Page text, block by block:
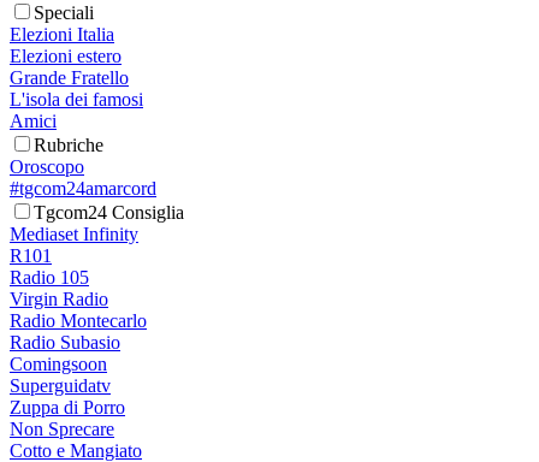
Speciali
Elezioni Italia
Elezioni estero
Grande Fratello
L'isola dei famosi
Amici
Rubriche
Oroscopo
#tgcom24amarcord
Tgcom24 Consiglia
Mediaset Infinity
R101
Radio 105
Virgin Radio
Radio Montecarlo
Radio Subasio
Comingsoon
Superguidatv
Zuppa di Porro
Non Sprecare
Cotto e Mangiato